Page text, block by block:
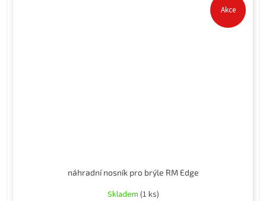
Akce
náhradní nosník pro brýle RM Edge
Skladem (1 ks)